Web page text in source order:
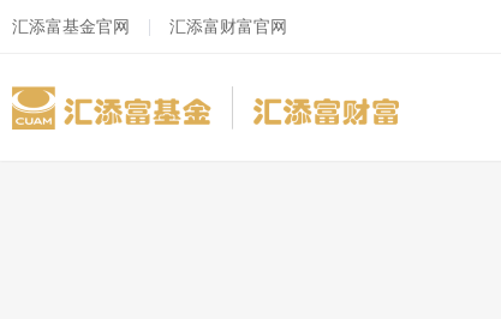
汇添富基金官网 汇添富财富官网